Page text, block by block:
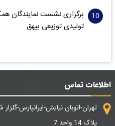
برگزاری نشست نمایندگان
تولیدی توزیعی بیهق
اطلاعات تماس
تهران-اتوبان نیایش-ایرانپارس-
پلاک 14 واحد 7